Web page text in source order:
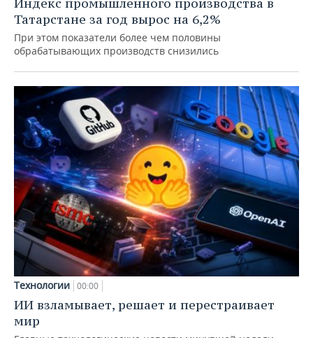
Индекс промышленного производства в
Татарстане за год вырос на 6,2%
При этом показатели более чем половины
обрабатывающих производств снизились
Технологии 00:00
ИИ взламывает, решает и перестраивает
мир